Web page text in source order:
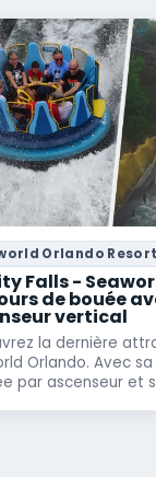
Orlando Resort
Falls -
de bouée
vertical
la dernière
Orlando. Avec
par ascenseur et